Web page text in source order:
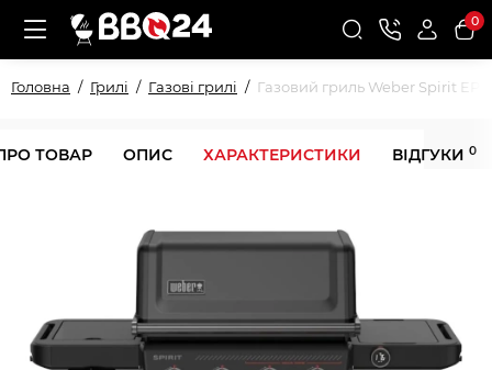
0
Головна Грилі Газові грилі Газовий гриль Weber Spirit
ТОВАР ОПИС ХАРАКТЕРИСТИКИ ВІДГУКИ 0